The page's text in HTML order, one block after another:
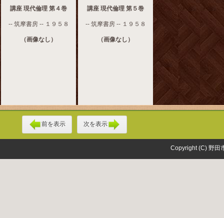
講座 現代倫理 第４巻
-- 筑摩書房 -- １９５８
（画像なし）
講座 現代倫理 第５巻
-- 筑摩書房 -- １９５８
（画像なし）
前を表示 次を表示
Copyright (C) 野田